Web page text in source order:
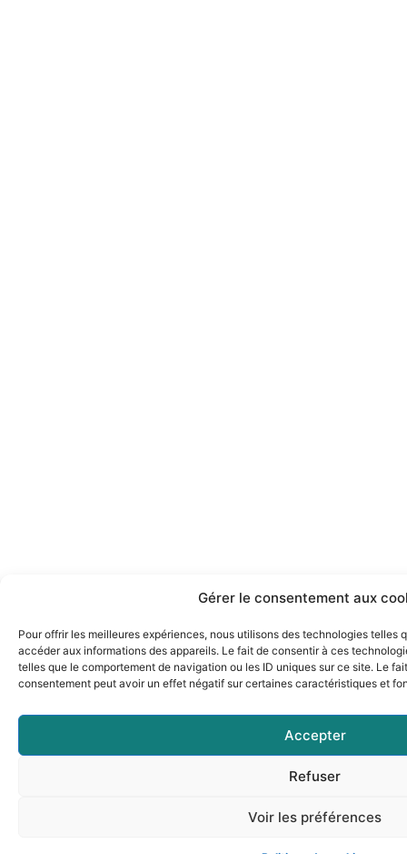
Gérer le consentement aux
Pour offrir les meilleures expériences, nous utilisons des technologies telles
accéder aux informations des appareils. Le fait de consentir à ces
telles que le comportement de navigation ou les ID uniques sur ce site. Le
consentement peut avoir un effet négatif sur certaines caractéristiques et
Accepter
Refuser
Voir les préférences